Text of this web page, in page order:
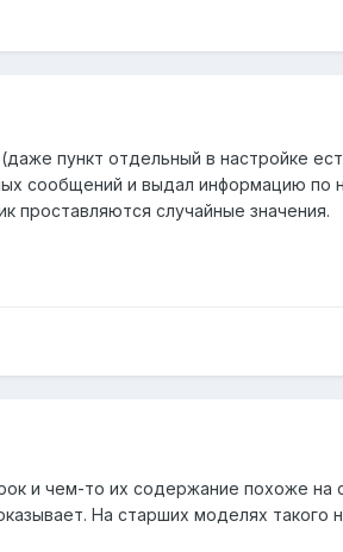
пункт отдельный в настройке
сообщений и выдал информацию
проставляются случайные значения.
и чем-то их содержание похоже на
На старших моделях